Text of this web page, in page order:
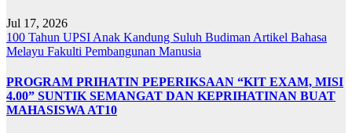
Jul 17, 2026
100 Tahun UPSI Anak Kandung Suluh Budiman Artikel Bahasa
Melayu Fakulti Pembangunan Manusia
PROGRAM PRIHATIN PEPERIKSAAN “KIT EXAM, MISI
4.00” SUNTIK SEMANGAT DAN KEPRIHATINAN BUAT
MAHASISWA AT10